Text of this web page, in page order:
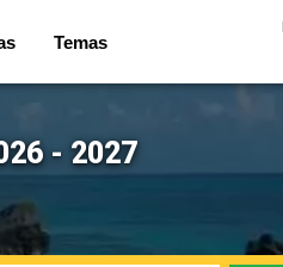
Temas
- 2027